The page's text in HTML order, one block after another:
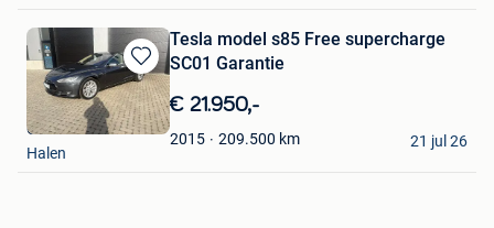
Bewaren
in
Mijn
Favorieten
Tesla model s85 Free supercharge
SC01 Garantie
€ 21.950,-
2015 209.500 km
Godzillaworx
Halen
21 jul 26